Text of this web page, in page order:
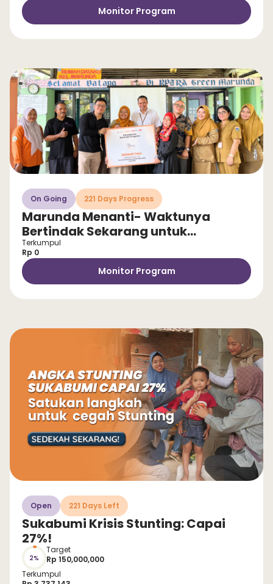
Monitor Program
On Going 221 Days Progress
Marunda Menanti- Waktunya
Bertindak Sekarang untuk
Selamatkan Anak dari Stunting!
Terkumpul
Rp 0
Monitor Program
Open 221 Days Left
Sukabumi Krisis Stunting: Capai
27%!
2%
Target
Rp 150,000,000
Terkumpul